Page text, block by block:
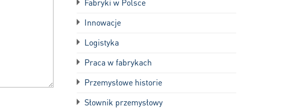
Fabryki w Polsce
Innowacje
Logistyka
Praca w fabrykach
Przemysłowe historie
Słownik przemysłowy